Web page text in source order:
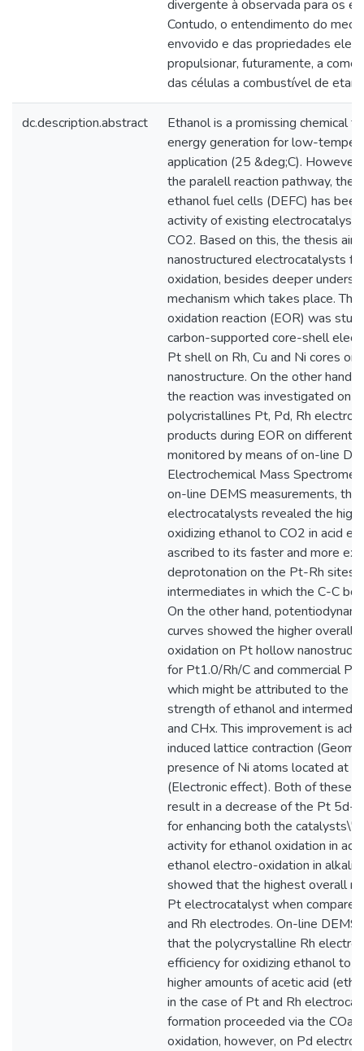
divergente à observada para os
Contudo, o entendimento do
envovido e das propriedades
propulsionar, futuramente, a
das células a combustível de
dc.description.abstract
Ethanol is a promissing chemical
energy generation for low-
application (25 &deg;C).
the paralell reaction pathway, the
ethanol fuel cells (DEFC) has
activity of existing
CO2. Based on this, the thesis
nanostructured electrocatalysts
oxidation, besides deeper
mechanism which takes place.
oxidation reaction (EOR) was
carbon-supported core-shell
Pt shell on Rh, Cu and Ni cores or
nanostructure. On the other hand,
the reaction was investigated on
polycristallines Pt, Pd, Rh
products during EOR on
monitored by means of on-line
Electrochemical Mass
on-line DEMS measurements,
electrocatalysts revealed the
oxidizing ethanol to CO2 in acid
ascribed to its faster and more
deprotonation on the Pt-Rh sites,
intermediates in which the C-C
On the other hand,
curves showed the higher overall
oxidation on Pt hollow
for Pt1.0/Rh/C and commercial
which might be attributed to the
strength of ethanol and
and CHx. This improvement is
induced lattice contraction
presence of Ni atoms located at
(Electronic effect). Both of these
result in a decrease of the Pt 5d-
for enhancing both the catalysts\'
activity for ethanol oxidation in
ethanol electro-oxidation in
showed that the highest overall
Pt electrocatalyst when
and Rh electrodes. On-line
that the polycrystalline Rh
efficiency for oxidizing ethanol to
higher amounts of acetic acid
in the case of Pt and Rh
formation proceeded via the
oxidation, however, on Pd